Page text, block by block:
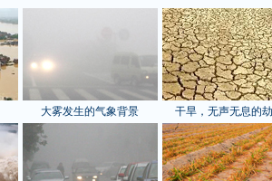
大雾发生的气象背景 干旱，无声无息的